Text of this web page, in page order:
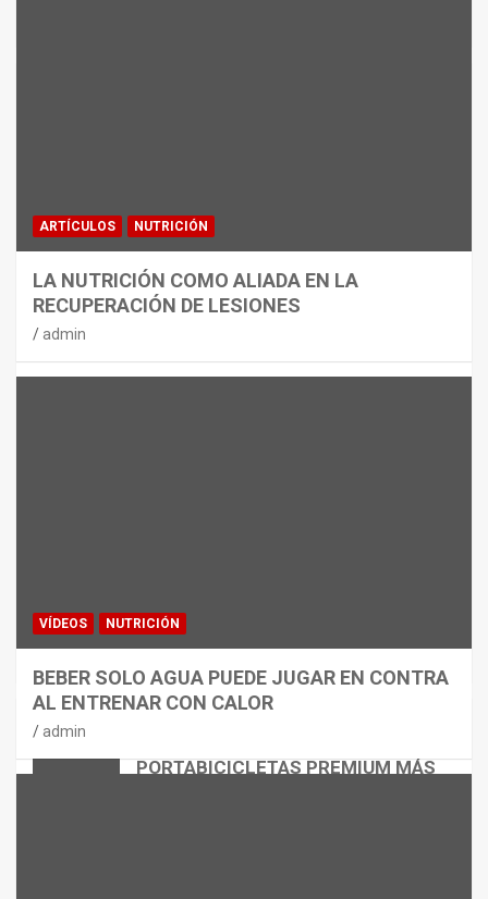
PORTABICICLETAS PREMIUM MÁS
ARTÍCULOS NUTRICIÓN
LA NUTRICIÓN COMO ALIADA EN LA
RECUPERACIÓN DE LESIONES
admin
VÍDEOS NUTRICIÓN
BEBER SOLO AGUA PUEDE JUGAR EN CONTRA
AL ENTRENAR CON CALOR
admin